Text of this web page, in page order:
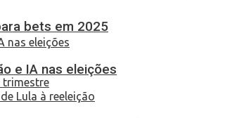
bets em 2025
e IA nas eleições